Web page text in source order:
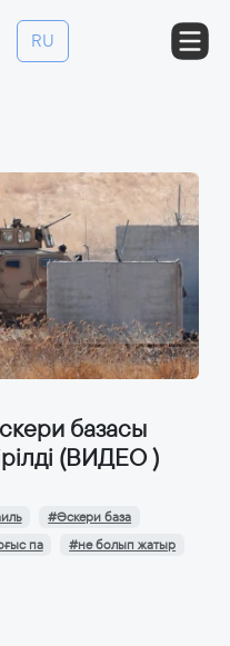
RU
базасы
(ВИДЕО )
#Әскери база
па #не болып жатыр